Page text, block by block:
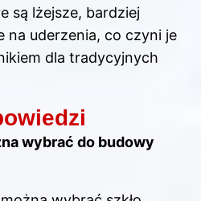
są lżejsze, bardziej
na uderzenia, co czyni je
dla tradycyjnych
wybrać do budowy